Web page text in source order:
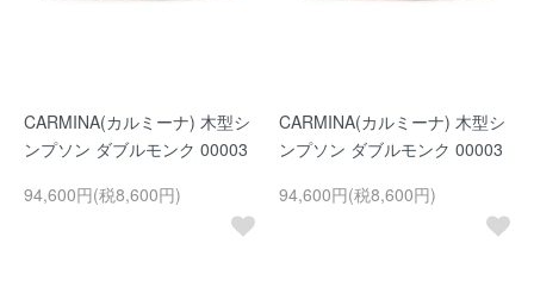
CARMINA(カルミーナ) 木型シ
ンプソン ダブルモンク 00003
94,600円(税8,600円)
CARMINA(カルミーナ) 木型シ
ンプソン ダブルモンク 00003
94,600円(税8,600円)